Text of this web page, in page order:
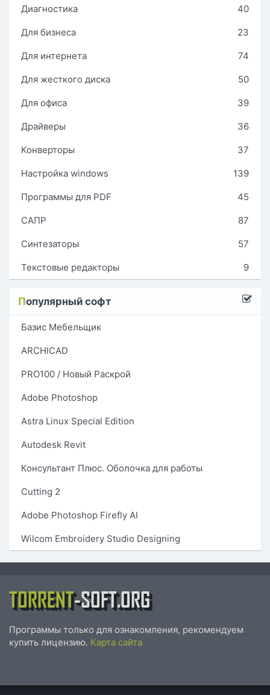
Диагностика 40
Для бизнеса 23
Для интернета 74
Для жесткого диска 50
Для офиса 39
Драйверы 36
Конверторы 37
Настройка windows 139
Программы для PDF 45
САПР 87
Синтезаторы 57
Текстовые редакторы 9
Популярный софт
Базис Мебельщик
ARCHICAD
PRO100 / Новый Раскрой
Adobe Photoshop
Astra Linux Special Edition
Autodesk Revit
Консультант Плюс. Оболочка для работы
Cutting 2
Adobe Photoshop Firefly AI
Wilcom Embroidery Studio Designing
TORRENT-SOFT.ORG
Программы только для ознакомления, рекомендуем
купить лицензию. Карта сайта